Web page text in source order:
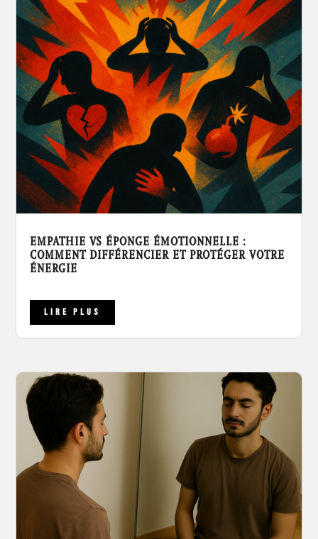
EMPATHIE VS ÉPONGE ÉMOTIONNELLE :
COMMENT DIFFÉRENCIER ET PROTÉGER VOTRE
ÉNERGIE
LIRE PLUS